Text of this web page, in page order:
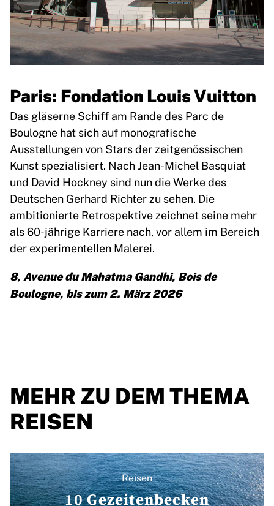
Paris: Fondation Louis Vuitton
Das gläserne Schiff am Rande des Parc de
Boulogne hat sich auf monografische
Ausstellungen von Stars der zeitgenössischen
Kunst spezialisiert. Nach Jean-Michel Basquiat
und David Hockney sind nun die Werke des
Deutschen Gerhard Richter zu sehen. Die
ambitionierte Retrospektive zeichnet seine mehr
als 60-jährige Karriere nach, vor allem im Bereich
der experimentellen Malerei.
8, Avenue du Mahatma Gandhi, Bois de
Boulogne, bis zum 2. März 2026
MEHR ZU DEM THEMA
REISEN
Reisen
10 Gezeitenbecken